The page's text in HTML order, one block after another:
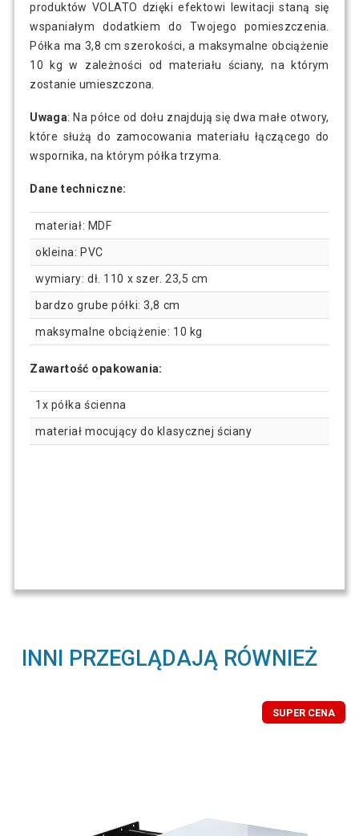
produktów VOLATO dzięki efektowi lewitacji staną się
wspaniałym dodatkiem do Twojego pomieszczenia.
Półka ma 3,8 cm szerokości, a maksymalne obciążenie
10 kg w zależności od materiału ściany, na którym
zostanie umieszczona.
Uwaga: Na półce od dołu znajdują się dwa małe otwory,
które służą do zamocowania materiału łączącego do
wspornika, na którym półka trzyma.
Dane techniczne:
materiał: MDF
okleina: PVC
wymiary: dł. 110 x szer. 23,5 cm
bardzo grube półki: 3,8 cm
maksymalne obciążenie: 10 kg
Zawartość opakowania:
1x półka ścienna
materiał mocujący do klasycznej ściany
INNI PRZEGLĄDAJĄ RÓWNIEŻ
SUPER CENA